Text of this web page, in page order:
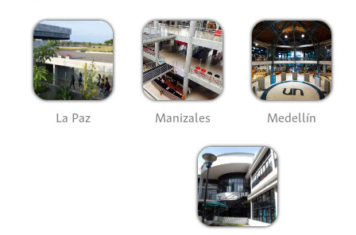
La Paz Manizales Medellín